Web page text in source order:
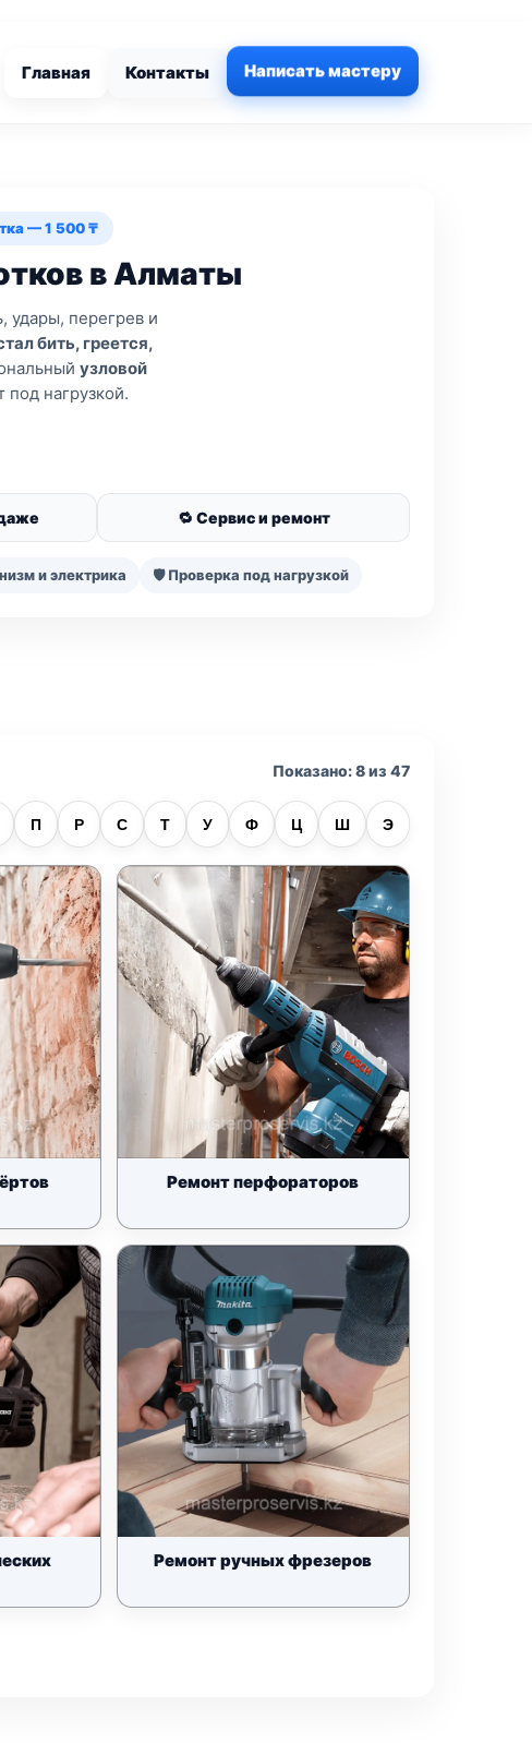
Главная Контакты Написать мастеру
— 1 500 ₸
в Алматы
удары, перегрев и
бить, греется,
узловой
нагрузкой.
🔁 Сервис и ремонт
и электрика 🛡️ Проверка под нагрузкой
Показано: 8 из 47
П Р С Т У Ф Ц Ш Э
Ремонт перфораторов
Ремонт ручных фрезеров